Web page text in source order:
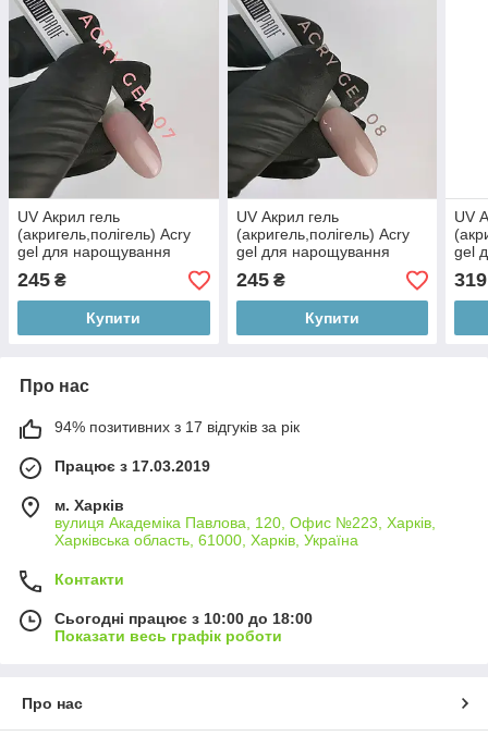
UV Акрил гель
(акригель,полігель) Acry
gel для нарощування
нігтів №07 color pink Andi
Prof 15 ml
245 ₴
Купити
UV Акрил гель
(акригель,полігель) Acry
gel для нарощування
нігтів №08 tea rose Andi
Prof 15 ml
245₴
Купити
UV
gel
30
319
Про нас
94% позитивних з 17 відгуків за рік
Працює з 17.03.2019
м. Харків
вулиця Академіка Павлова, 120, Офис №223, Харків,
Харківська область, 61000, Харків, Україна
Контакти
Сьогодні працює з 10:00 до 18:00
Показати весь графік роботи
Про нас